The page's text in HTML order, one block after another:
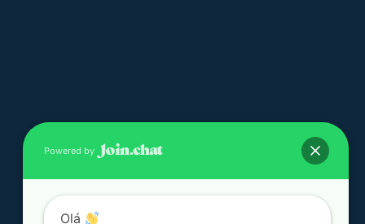
Powered by
Olá